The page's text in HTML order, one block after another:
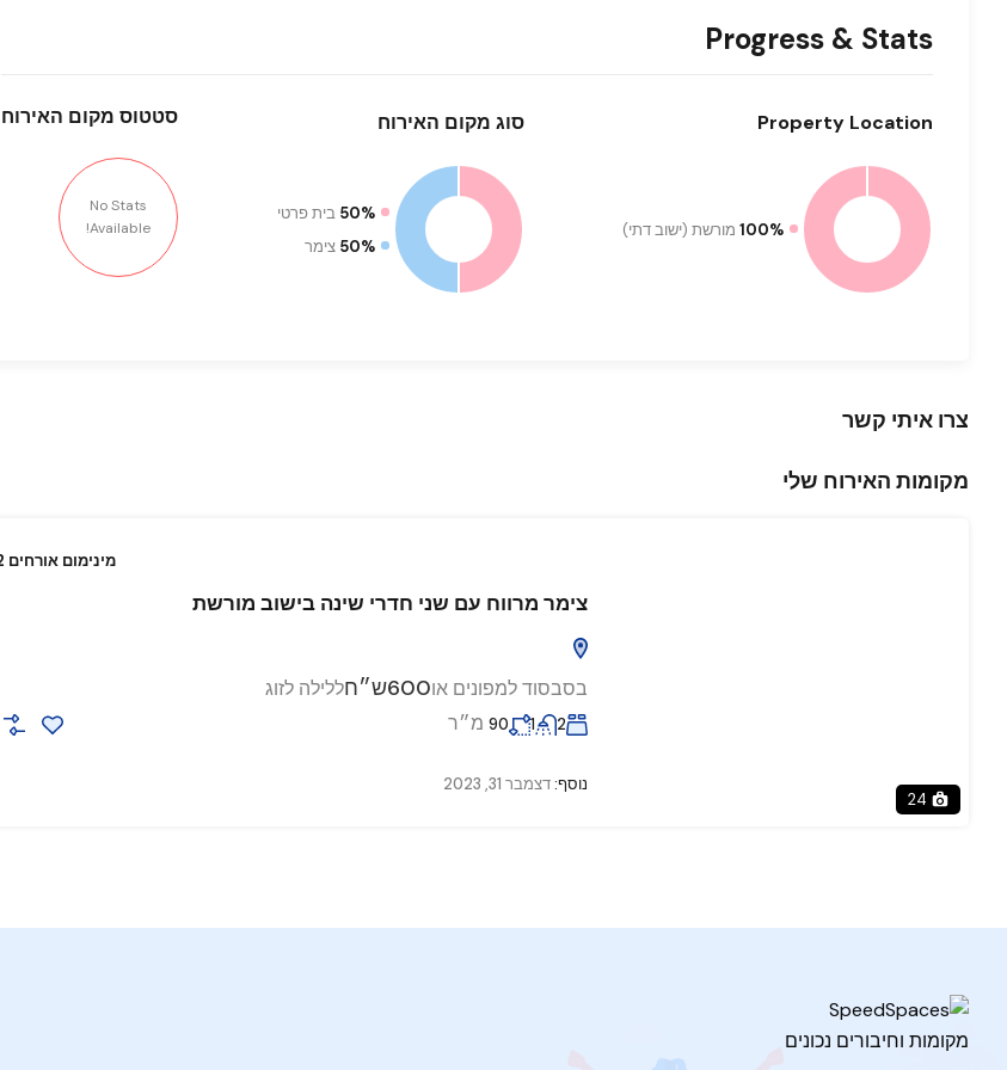
Progress & Stats
Property Location
100% מורשת (ישוב דתי)
סוג מקום האירוח
50% בית פרטי
50% צימר
סטטוס מקום האירוח
No Stats
Available!
צרו איתי קשר
מקומות האירוח שלי
24
מינימום אורחים 2
צימר מרווח עם שני חדרי שינה בישוב מורשת
בסבסוד למפונים או600ש״ח ללילה לזוג
2
1
90 מ״ר
נוסף:דצמבר 31, 2023
מקומות וחיבורים נכונים